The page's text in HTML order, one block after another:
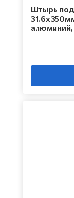
Штырь
алюминий,